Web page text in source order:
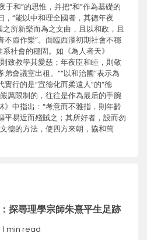
于和”的思惟，并把“和”作為基礎的
“能以中和理全國者，其德年夜
所新樂而為之文曲，且以和政，且
不虛作樂”。面臨西漢初期社會不穩
社會的穩固。如《為人者天》
致教學其愛慈；年夜臣和睦，則敬
會議室出租。”“以和治國”表示為
行的是“宣德化而柔遠人”的“德
厲限制的，往往是作為最后的手腕
》中指出：“考意而不雅指，則年齡
平易近而殘賊之；其所好者，設而勿
德的方法，使四方來朝，協和萬
探尋理學宗師朱熹平生足跡
1 min read